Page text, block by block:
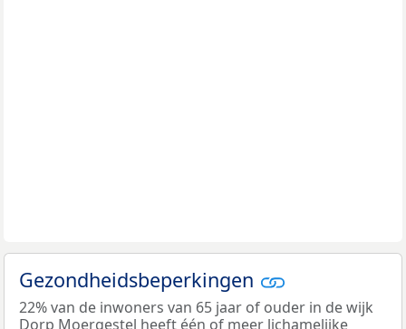
Gezondheidsbeperkingen
22% van de inwoners van 65 jaar of ouder in de wijk
Dorp Moergestel heeft één of meer lichamelijke